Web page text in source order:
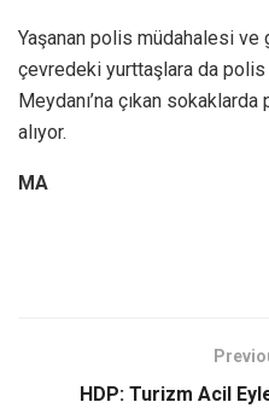
Yaşanan polis müdahalesi
çevredeki yurttaşlara da
Meydanı’na çıkan
alıyor.
MA
HDP: Turizm Acil